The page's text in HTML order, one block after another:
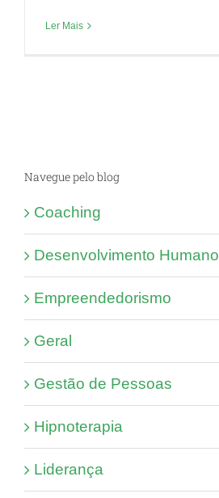
Ler Mais
Navegue pelo blog
Coaching
Desenvolvimento Humano
Empreendedorismo
Geral
Gestão de Pessoas
Hipnoterapia
Liderança